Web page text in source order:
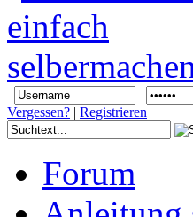
Vergessen? | Registrieren
Forum